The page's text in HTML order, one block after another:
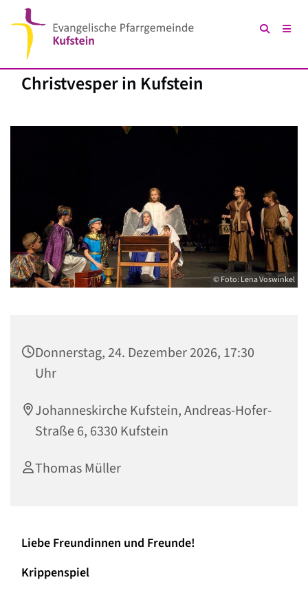
Christvesper in Kufstein
© Foto: Lena Voswinkel
Donnerstag, 24. Dezember 2026, 17:30
Uhr
Johanneskirche Kufstein, Andreas-Hofer-
Straße 6, 6330 Kufstein
Thomas Müller
Liebe Freundinnen und Freunde!
Krippenspiel